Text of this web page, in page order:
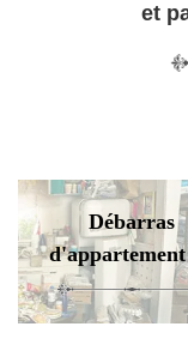
et
Débarras